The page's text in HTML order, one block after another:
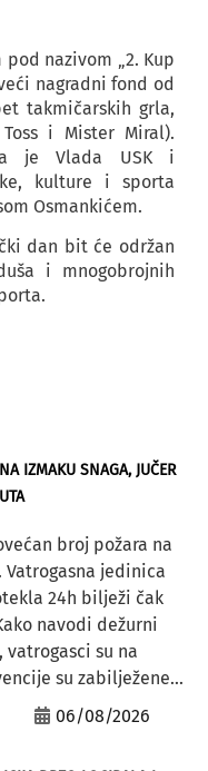
nazivom „2. Kup
nagradni fond od
takmičarskih grla,
i Mister Miral).
je Vlada USK i
kulture i sporta
Osmankićem.
dan bit će održan
i mnogobrojnih
IZMAKU SNAGA, JUČER
broj požara na
jedinica
24h bilježi čak
navodi dežurni
vatrogasci su na
su zabilježene...
06/08/2026